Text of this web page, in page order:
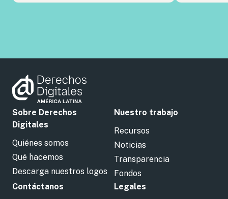
Sobre Derechos
Digitales
Quiénes somos
Qué hacemos
Descarga nuestros logos
Nuestro trabajo
Recursos
Noticias
Transparencia
Fondos
Contáctanos
Legales